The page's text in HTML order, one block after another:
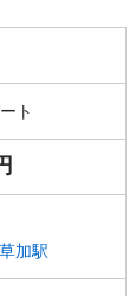
ト
草加駅